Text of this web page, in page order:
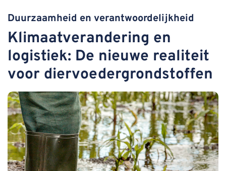
Duurzaamheid en verantwoordelijkheid
Klimaatverandering en
logistiek: De nieuwe realiteit
voor diervoedergrondstoffen